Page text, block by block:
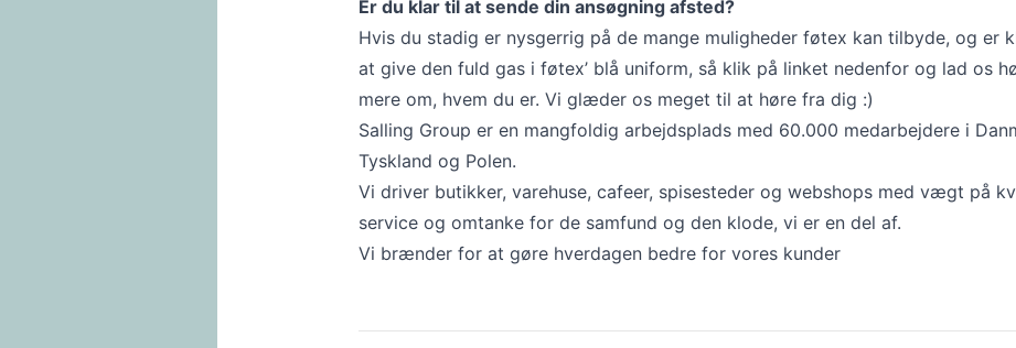
Er du klar til at sende din ansøgning afsted?
Hvis du stadig er nysgerrig på de mange muligheder føtex kan tilbyde, og er
at give den fuld gas i føtex’ blå uniform, så klik på linket nedenfor og lad os
mere om, hvem du er. Vi glæder os meget til at høre fra dig :)
Salling Group er en mangfoldig arbejdsplads med 60.000 medarbejdere i
Tyskland og Polen.
Vi driver butikker, varehuse, cafeer, spisesteder og webshops med vægt på
service og omtanke for de samfund og den klode, vi er en del af.
Vi brænder for at gøre hverdagen bedre for vores kunder